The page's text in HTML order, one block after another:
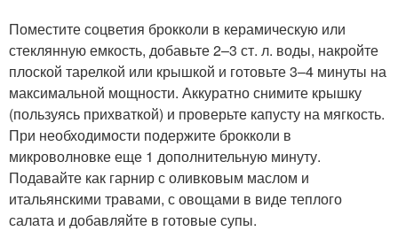
Поместите соцветия брокколи в керамическую или
стеклянную емкость, добавьте 2–3 ст. л. воды, накройте
плоской тарелкой или крышкой и готовьте 3–4 минуты на
максимальной мощности. Аккуратно снимите крышку
(пользуясь прихваткой) и проверьте капусту на мягкость.
При необходимости подержите брокколи в
микроволновке еще 1 дополнительную минуту.
Подавайте как гарнир с оливковым маслом и
итальянскими травами, с овощами в виде теплого
салата и добавляйте в готовые супы.